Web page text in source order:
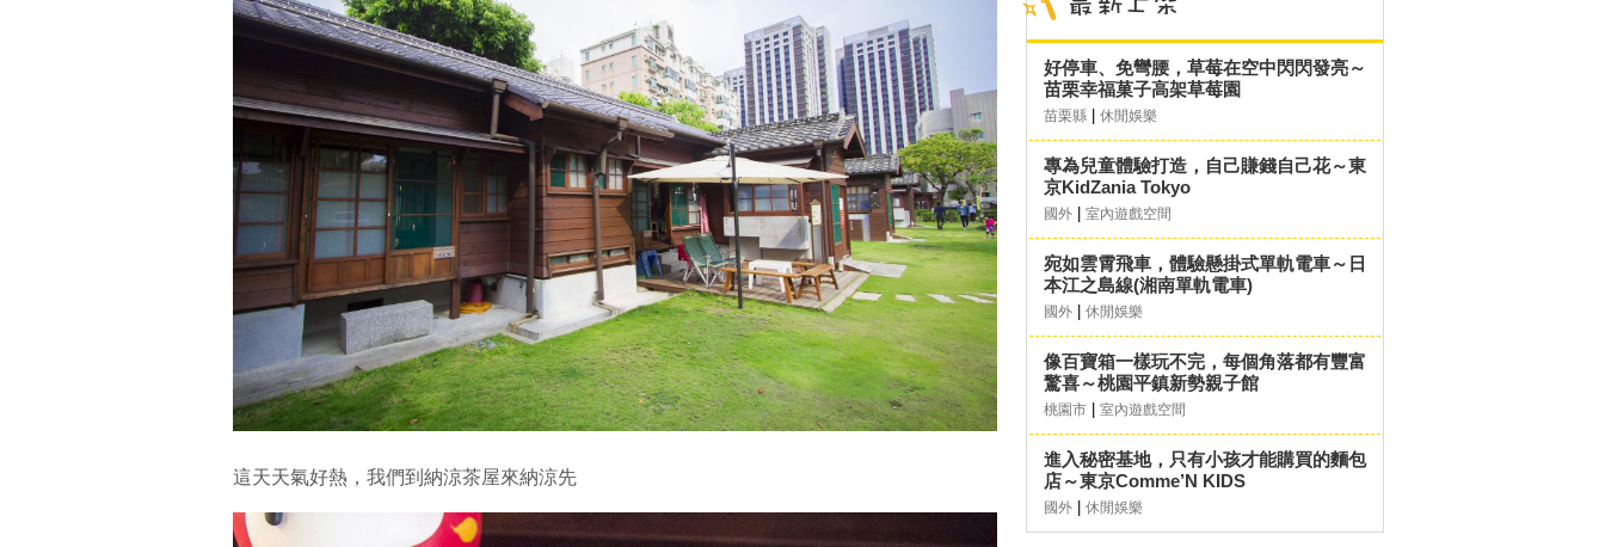
這天天氣好熱，我們到納涼茶屋來納涼先
好停車、免彎腰，草莓在空中閃閃發亮～
苗栗幸福菓子高架草莓園
苗栗縣 休閒娛樂
專為兒童體驗打造，自己賺錢自己花～東
京KidZania Tokyo
國外 室內遊戲空間
宛如雲霄飛車，體驗懸掛式單軌電車～日
本江之島線(湘南單軌電車)
國外 休閒娛樂
像百寶箱一樣玩不完，每個角落都有豐富
驚喜～桃園平鎮新勢親子館
桃園市 室內遊戲空間
進入秘密基地，只有小孩才能購買的麵包
店～東京Comme’N KIDS
國外 休閒娛樂